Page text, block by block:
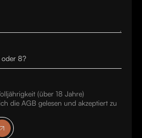
(über 18 Jahre)
die AGB gelesen und akzeptiert zu